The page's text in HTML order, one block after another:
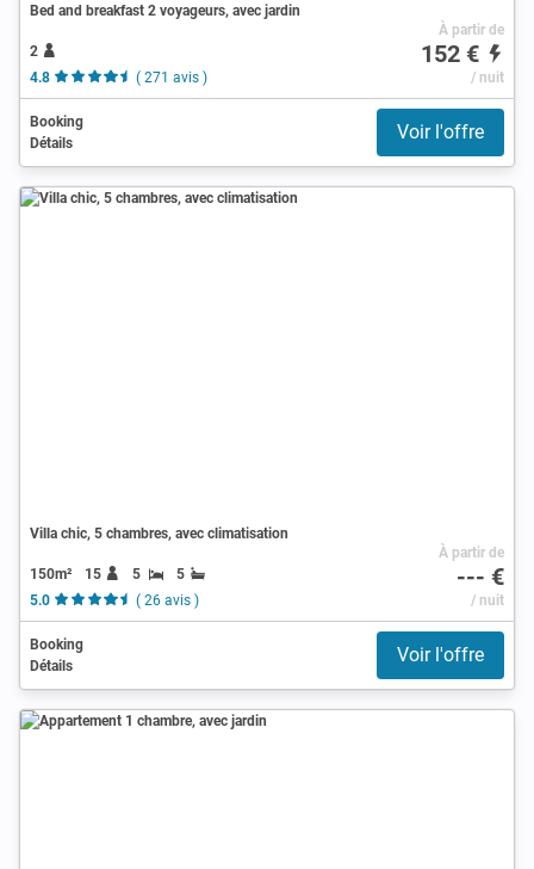
Bed and breakfast 2 voyageurs, avec jardin
2
4.8
( 271 avis )
À partir de
152 €
/ nuit
Booking
Détails
Voir l'offre
Villa chic, 5 chambres, avec climatisation
150m² 15 5
5
5.0
( 26 avis )
À partir de
--- €
/ nuit
Booking
Détails
Voir l'offre